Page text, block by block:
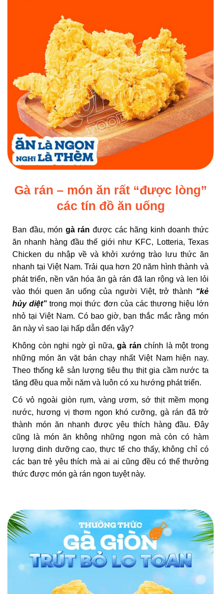
Gà rán – món ăn rất “được lòng”
các tín đồ ăn uống
Ban đầu, món gà rán được các hãng kinh doanh thức
ăn nhanh hàng đầu thế giới như KFC, Lotteria, Texas
Chicken du nhập về và khởi xướng trào lưu thức ăn
nhanh tại Việt Nam. Trải qua hơn 20 năm hình thành và
phát triển, nền văn hóa ăn gà rán đã lan rộng và len lỏi
vào thói quen ăn uống của người Việt, trở thành “kẻ
hủy diệt” trong mọi thức đơn của các thương hiệu lớn
nhỏ tại Việt Nam. Có bao giờ, bạn thắc mắc rằng món
ăn này vì sao lại hấp dẫn đến vậy?
Không còn nghi ngờ gì nữa,gà rán chính là một trong
những món ăn vặt bán chạy nhất Việt Nam hiện nay.
Theo thống kê sản lượng tiêu thụ thịt gia cầm nước ta
tăng đều qua mỗi năm và luôn có xu hướng phát triển.
Có vỏ ngoài giòn rụm, vàng ươm, sớ thịt mềm mọng
nước, hương vị thơm ngon khó cưỡng, gà rán đã trở
thành món ăn nhanh được yêu thích hàng đầu. Đây
cũng là món ăn không những ngon mà còn có hàm
lượng dinh dưỡng cao, thực tế cho thấy, không chỉ có
các bạn trẻ yêu thích mà ai ai cũng đều có thể thưởng
thức được món gà rán ngon tuyệt này.